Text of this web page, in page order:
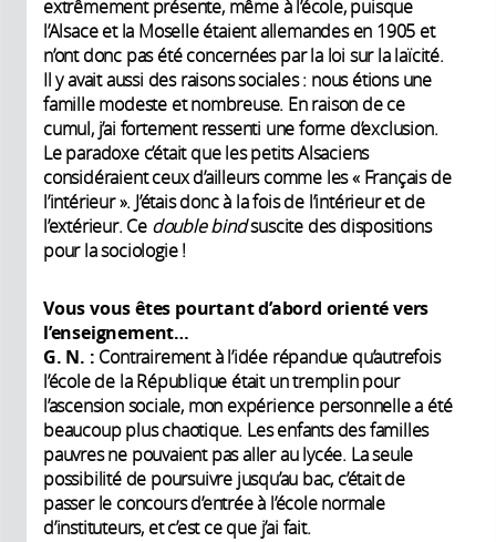
extrêmement présente, même à l’école, puisque
l’Alsace et la Moselle étaient allemandes en 1905 et
n’ont donc pas été concernées par la loi sur la laïcité.
Il y avait aussi des raisons sociales : nous étions une
famille modeste et nombreuse. En raison de ce
cumul, j’ai fortement ressenti une forme d’exclusion.
Le paradoxe c’était que les petits Alsaciens
considéraient ceux d’ailleurs comme les « Français de
l’intérieur ». J’étais donc à la fois de l’intérieur et de
l’extérieur. Ce double bindsuscite des dispositions
pour la sociologie !
Vous vous êtes pourtant d’abord orienté vers
l’enseignement…
G. N. : Contrairement à l’idée répandue qu’autrefois
l’école de la République était un tremplin pour
l’ascension sociale, mon expérience personnelle a été
beaucoup plus chaotique. Les enfants des familles
pauvres ne pouvaient pas aller au lycée. La seule
possibilité de poursuivre jusqu’au bac, c’était de
passer le concours d’entrée à l’école normale
d’instituteurs, et c’est ce que j’ai fait.